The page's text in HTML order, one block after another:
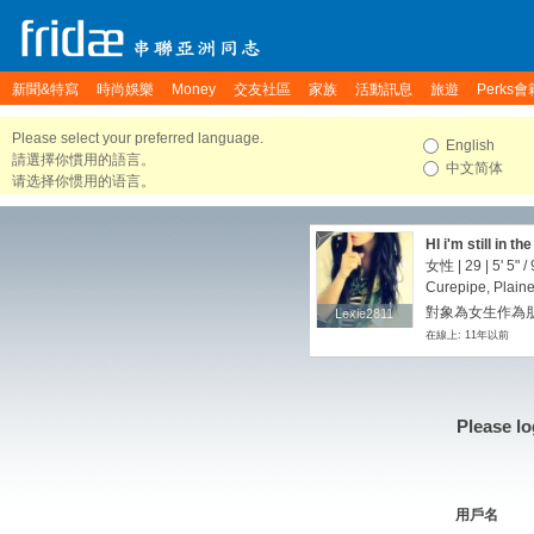
新聞&特寫 時尚娛樂 Money 交友社區 家族 活動訊息 旅遊 Perks會
Please select your preferred language.
請選擇你慣用的語言。
请选择你惯用的语言。
English
中文简体
Lexie2811
Lexie2811
HI i'm still in
orientation i
free to speak
女性 | 29 | 5' 5" /
Curepipe,
對象為女生作為
在線上: 11年以前
Please
用戶名